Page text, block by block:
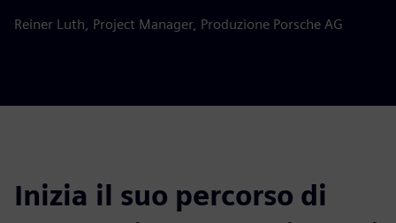
Reiner Luth, Project Manager, Produzione Porsche AG
Inizia il suo percorso di